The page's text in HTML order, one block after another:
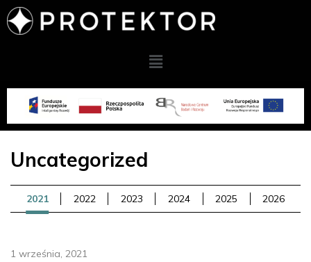
Uncategorized
2021 2022 2023 2024 2025 2026
1 września, 2021